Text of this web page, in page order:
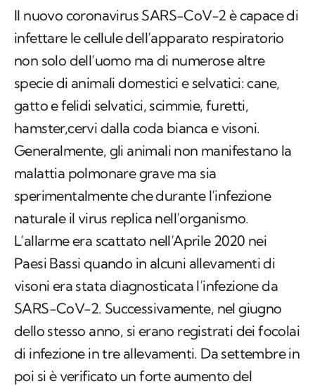
Il nuovo coronavirus SARS-CoV-2 è capace di
infettare le cellule dell’apparato respiratorio
non solo dell’uomo ma di numerose altre
specie di animali domestici e selvatici: cane,
gatto e felidi selvatici, scimmie, furetti,
hamster,cervi dalla coda bianca e visoni.
Generalmente, gli animali non manifestano la
malattia polmonare grave ma sia
sperimentalmente che durante l’infezione
naturale il virus replica nell’organismo.
L’allarme era scattato nell’Aprile 2020 nei
Paesi Bassi quando in alcuni allevamenti di
visoni era stata diagnosticata l’infezione da
SARS-CoV-2. Successivamente, nel giugno
dello stesso anno, si erano registrati dei focolai
di infezione in tre allevamenti. Da settembre in
poi si è verificato un forte aumento del